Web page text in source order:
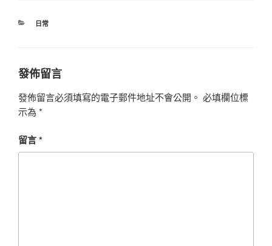
分
日常
發佈留言
發佈留言必須填寫的電子郵件地址不會公開。 必填欄位標
示為 *
留言*